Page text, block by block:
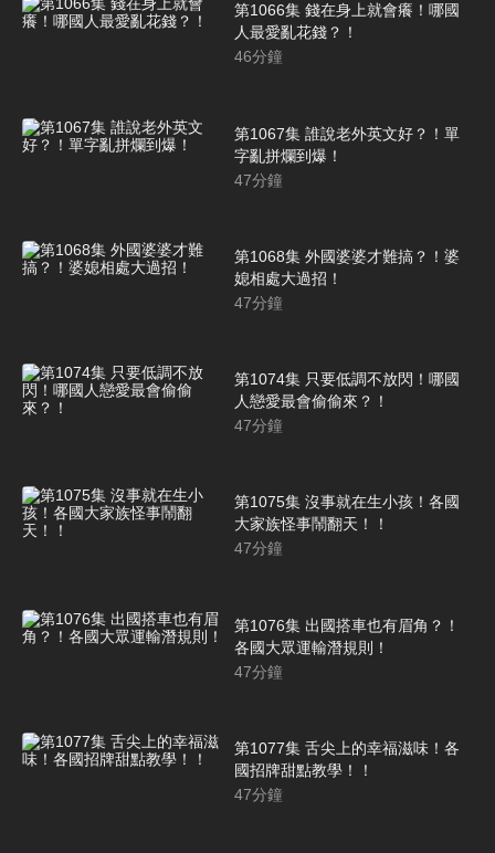
第1066集 錢在身上就會癢！哪國
人最愛亂花錢？！
46分鐘
第1067集 誰說老外英文好？！單
字亂拼爛到爆！
47分鐘
第1068集 外國婆婆才難搞？！婆
媳相處大過招！
47分鐘
第1074集 只要低調不放閃！哪國
人戀愛最會偷偷來？！
47分鐘
第1075集 沒事就在生小孩！各國
大家族怪事鬧翻天！！
47分鐘
第1076集 出國搭車也有眉角？！
各國大眾運輸潛規則！
47分鐘
第1077集 舌尖上的幸福滋味！各
國招牌甜點教學！！
47分鐘